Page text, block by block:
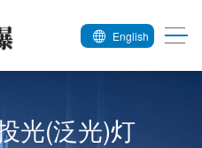
English
光(泛光)灯